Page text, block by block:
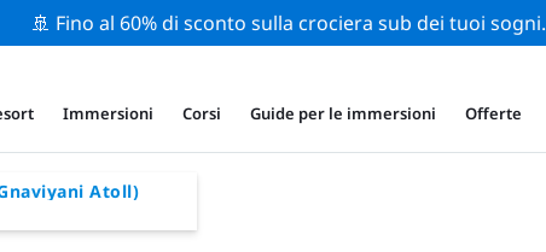
🚢 Fino al 60% di sconto sulla crociera sub dei tuoi sogni.
Immersioni Corsi Guide per le immersioni Offerte
Atoll)